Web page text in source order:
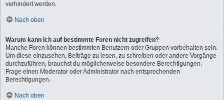
verhindert werden.
Nach oben
Warum kann ich auf bestimmte Foren nicht zugreifen?
Manche Foren können bestimmten Benutzern oder Gruppen vorbehalten sein.
Um diese einzusehen, Beiträge zu lesen, zu schreiben oder andere Vorgänge
durchzuführen, brauchst du möglicherweise besondere Berechtigungen.
Frage einen Moderator oder Administrator nach entsprechenden
Berechtigungen.
Nach oben